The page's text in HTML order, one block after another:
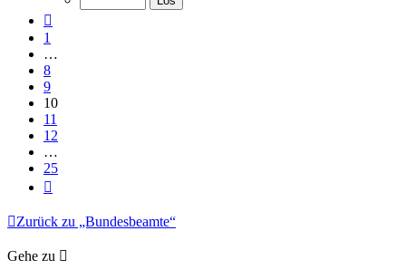
1
…
8
9
10
11
12
…
25
Zurück zu „Bundesbeamte“
Gehe zu